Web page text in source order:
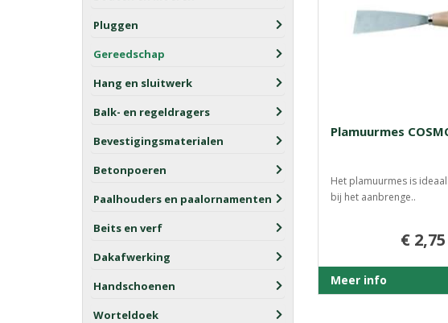
Pluggen
Gereedschap
Hang en sluitwerk
Balk- en regeldragers
Bevestigingsmaterialen
Betonpoeren
Paalhouders en paalornamenten
Beits en verf
Dakafwerking
Handschoenen
Worteldoek
Plamuurmes
Het plamuurmes is
bij het aanbrenge..
€ 2,75
Meer info